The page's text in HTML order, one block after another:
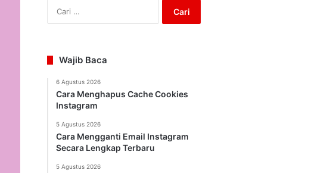
untuk:
Wajib Baca
6 Agustus 2026
Cara Menghapus Cache Cookies
Instagram
5 Agustus 2026
Cara Mengganti Email Instagram
Secara Lengkap Terbaru
5 Agustus 2026